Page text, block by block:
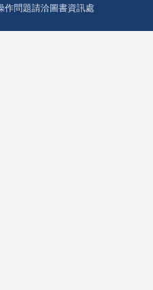
作問題請洽圖書資訊處